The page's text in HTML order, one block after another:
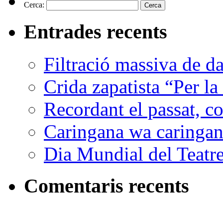
Cerca:
Entrades recents
Filtració massiva de
Crida zapatista “Per
Recordant el passat,
Caringana wa
Dia Mundial del
Comentaris recents